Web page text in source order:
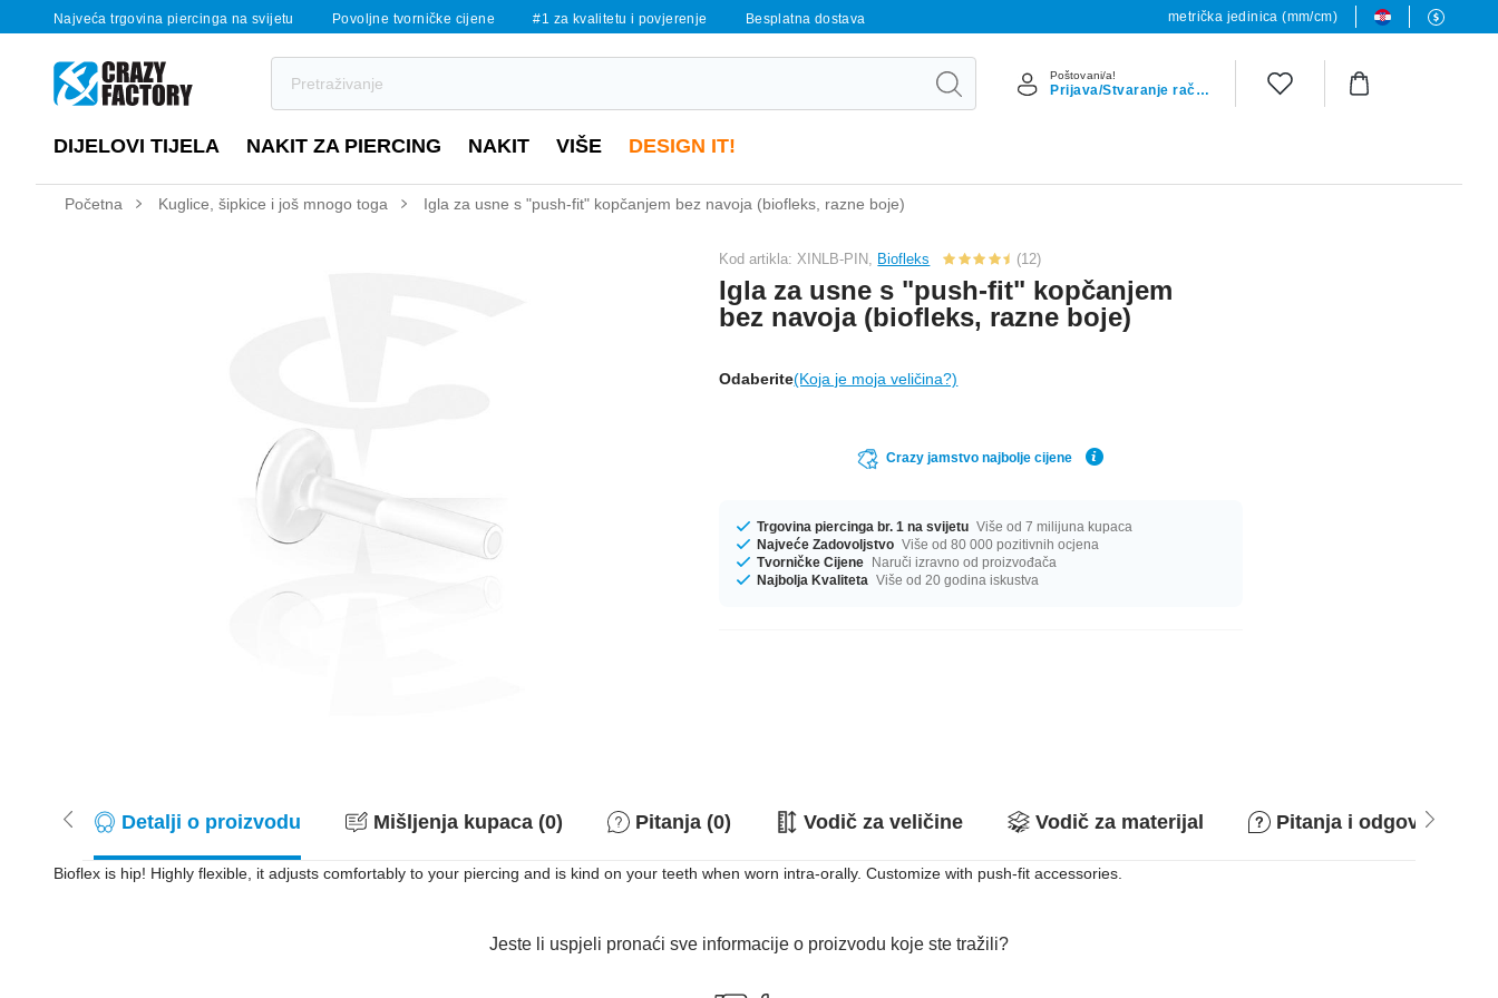
Najveća trgovina piercinga na svijetu Povoljne tvorničke cijene #1 za kvalitetu i povjerenje Besplatna dostava metrička jedinica (mm/cm)
Poštovani/a!
Prijava/Stvaranje računa
DIJELOVI TIJELA NAKIT ZA PIERCING NAKIT VIŠE DESIGN IT!
Početna Kuglice, šipkice i još mnogo toga Igla za usne s "push-fit" kopčanjem bez navoja (biofleks, razne boje)
Kod artikla: XINLB-PIN, Biofleks (12)
Igla za usne s "push-fit" kopčanjem
bez navoja (biofleks, razne boje)
Odaberite(Koja je moja veličina?)
Crazy jamstvo najbolje cijene
Trgovina piercinga br. 1 na svijetu Više od 7 milijuna kupaca
Najveće Zadovoljstvo Više od 80 000 pozitivnih ocjena
Tvorničke Cijene Naruči izravno od proizvođača
Najbolja Kvaliteta Više od 20 godina iskustva
Detalji o proizvodu Mišljenja kupaca (0) Pitanja (0) Vodič za veličine Vodič za materijal Pitanja i odgovori
Bioflex is hip! Highly flexible, it adjusts comfortably to your piercing and is kind on your teeth when worn intra-orally. Customize with push-fit accessories.
Jeste li uspjeli pronaći sve informacije o proizvodu koje ste tražili?